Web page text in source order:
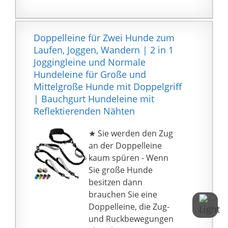
dafür,dass die Leine
immer und überall
bremst und einrastet,
verriegeln Sie
ihn,indem Sie ihn mit
dem Daumen nach
vorne drücken. Sie
haben die freie
Hand,um Türen zu
öffnen, einen
Regenschirm zu halten
oder Ihre Tasche zu
tragen.
Diese Doppelte
Einziehbare Hundeleine
ohne Kabelsalat damit
können sie zwei Hunde
Doppelleine für Zwei Hunde zum
Laufen, Joggen, Wandern | 2 in 1
Joggingleine und Normale
Hundeleine für Große und
Mittelgroße Hunde mit Doppelgriff
| Bauchgurt Hundeleine mit
Reflektierenden Nähten
★ Sie werden den Zug
an der Doppelleine
kaum spüren - Wenn
Sie große Hunde
besitzen dann
brauchen Sie eine
Doppelleine, die Zug-
und Ruckbewegungen